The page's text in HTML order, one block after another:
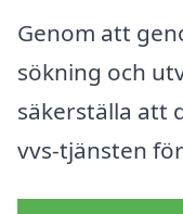
Genom att
sökning och
säkerställa att
vvs-tjänsten